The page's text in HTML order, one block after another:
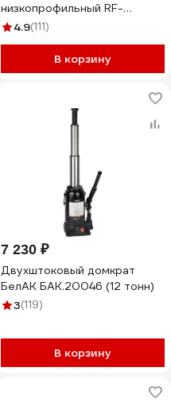
низкопрофильный RF-
T92004/Euro/(15122)
4.9(111)
В корзину
7 230 ₽
Двухштоковый домкрат
БелАК БАК.20046 (12 тонн)
3(119)
В корзину